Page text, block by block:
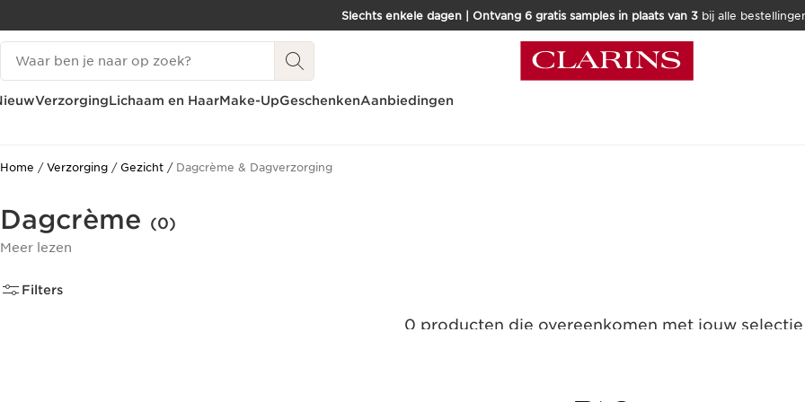
DOORGAAN NAAR INHOUD
GA NAAR DE VOETTEKST
Slechts enkele dagen | Ontvang 6 gratis samples in plaats van 3 bij alle
Zoekgeschiedenis
VerzorgingLichaam en HaarMake-UpGeschenkenAanbiedingen
Home Verzorging Gezicht Dagcrème & Dagverzorging
Dagcrème (0)
Meer lezen
Filters
0 producten die overeenkomen met jouw selectie